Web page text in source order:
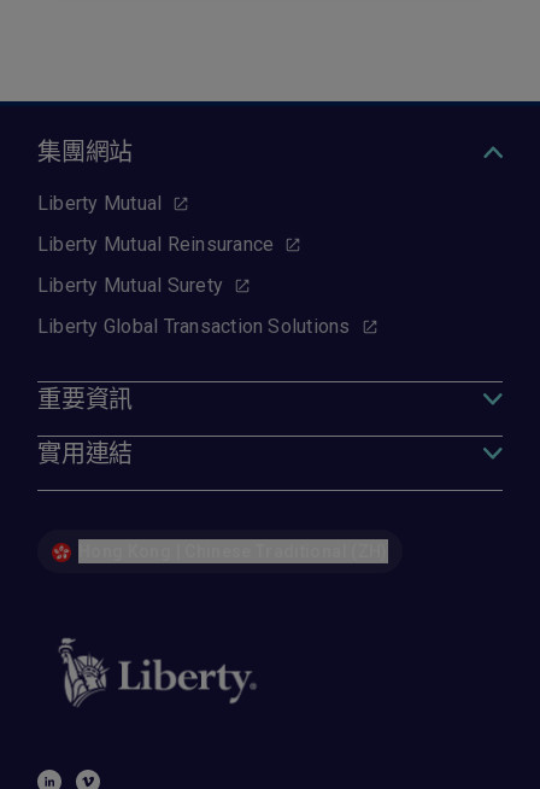
集團網站
Liberty Mutual
Liberty Mutual Reinsurance
Liberty Mutual Surety
Liberty Global Transaction Solutions
重要資訊
實用連結